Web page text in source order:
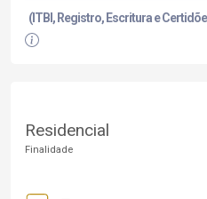
(ITBI, Registro, Escritura e
Residencial
Finalidade